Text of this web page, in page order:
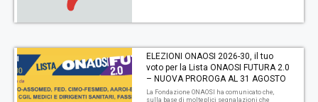
ELEZIONI ONAOSI 2026-30, il tuo
voto per la Lista ONAOSI FUTURA 2.0
– NUOVA PROROGA AL 31 AGOSTO
La Fondazione ONAOSI ha comunicato che,
sulla base di molteplici segnalazioni che